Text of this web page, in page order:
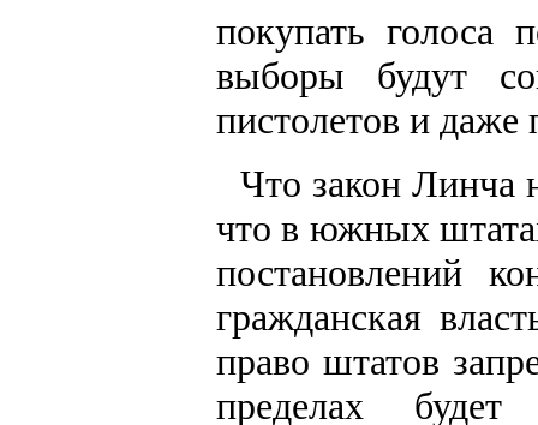
покупать
выборы будут
пистолетов и
Что закон Линча
что в южных
постановлений
гражданская
право штатов
пределах будет